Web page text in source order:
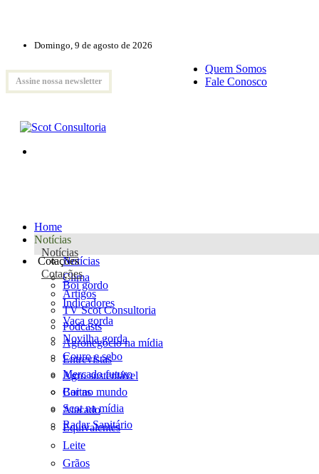
Domingo, 9 de agosto de 2026
Assine nossa newsletter
Quem Somos
Fale Conosco
Home
Notícias
Notícias
Notícias
Clima
Artigos
TV Scot Consultoria
Podcasts
Agronegócio na mídia
Entrevistas
Agro sustentável
Cartas
Scot na mídia
Radar Sanitário
Cotações
Cotações
Boi gordo
Indicadores
Vaca gorda
Novilha gorda
Couro e sebo
Mercado futuro
Boi no mundo
Atacado
Equivalentes
Leite
Grãos